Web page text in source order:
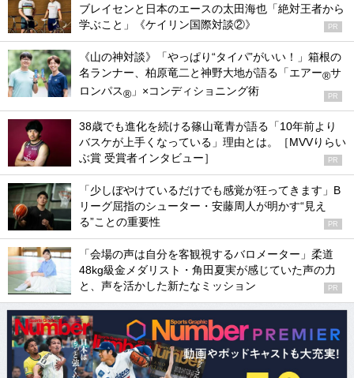
ブレイセンと日本のエースの太田海也「絶対王者から
学ぶこと」《ケイリン国際対談②》
PR
《山の神対談》「やっぱり“タイパ”がいい！」箱根の
名ランナー、柏原竜二と神野大地が語る「エアー®サ
ロンパス® 」×コンディショニング術 PR
38歳でも進化を続ける篠山竜青が語る「10年前より
バスケが上手くなっている」理由とは。［MVVりらい
ぶ賞 受賞者インタビュー］
PR
「少しぼやけているだけでも感覚が狂ってきます」B
リーグ屈指のシューター・安藤周人が明かす“見え
る”ことの重要性
PR
「会場の声は自分を客観視するバロメーター」柔道
48kg級金メダリスト・角田夏実が感じていた声の力
と、声を活かした新たなミッション
PR